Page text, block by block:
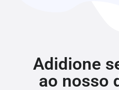
Adidione
ao nosso